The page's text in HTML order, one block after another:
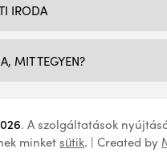
IRODA
MIT TEGYEN?
. A szolgáltatások
minketsütik. | Created by